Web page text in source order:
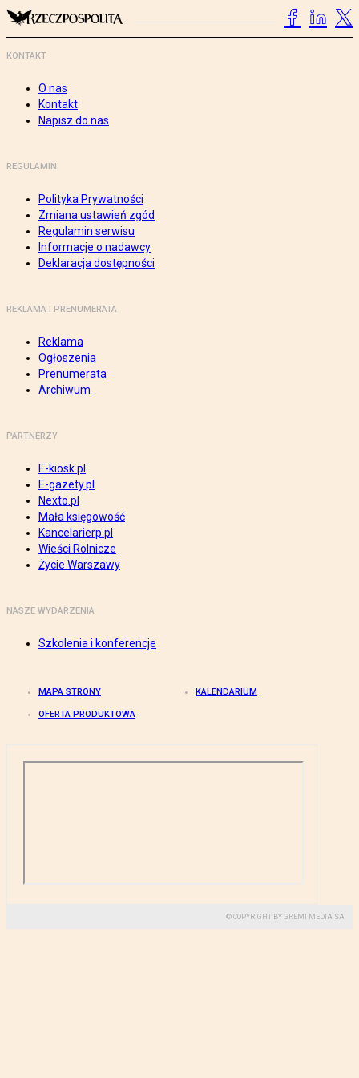
KONTAKT
O nas
Kontakt
Napisz do nas
REGULAMIN
Polityka Prywatności
Zmiana ustawień zgód
Regulamin serwisu
Informacje o nadawcy
Deklaracja dostępności
REKLAMA I PRENUMERATA
Reklama
Ogłoszenia
Prenumerata
Archiwum
PARTNERZY
E-kiosk.pl
E-gazety.pl
Nexto.pl
Mała księgowość
Kancelarierp.pl
Wieści Rolnicze
Życie Warszawy
NASZE WYDARZENIA
Szkolenia i konferencje
MAPA STRONY KALENDARIUM
OFERTA PRODUKTOWA
© COPYRIGHT BY GREMI MEDIA SA